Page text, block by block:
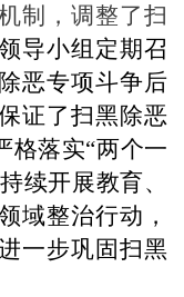
制，调整了扫
导小组定期召
恶专项斗争后
证了扫黑除恶
格落实“两个一
续开展教育、
域整治行动，
一步巩固扫黑